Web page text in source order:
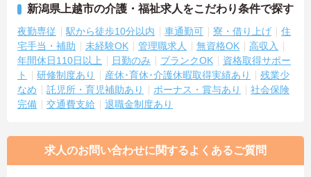
新潟県上越市の介護・福祉求人をこだわり条件で探す
夜勤専従 駅から徒歩10分以内 車通勤可 寮・借り上げ
住
宅手当・補助
未経験OK 管理職求人 無資格OK
高収入
年間休日110日以上
日勤のみ ブランクOK
資格取得サポー
ト
研修制度あり 産休･育休･介護休暇取得実績あり
残業少
なめ
託児所・育児補助あり ボーナス・賞与あり
社会保険
完備
交通費支給 退職金制度あり
求人のお問い合わせに関するよくあるご質問